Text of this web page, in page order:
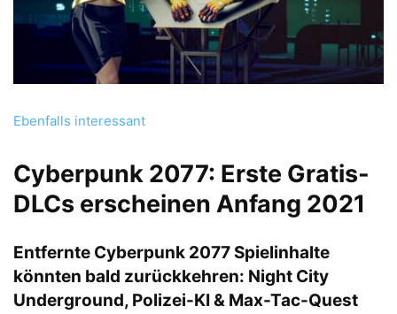
Ebenfalls interessant
Cyberpunk 2077: Erste Gratis-
DLCs erscheinen Anfang 2021
Entfernte Cyberpunk 2077 Spielinhalte
könnten bald zurückkehren: Night City
Underground, Polizei-KI & Max-Tac-Quest